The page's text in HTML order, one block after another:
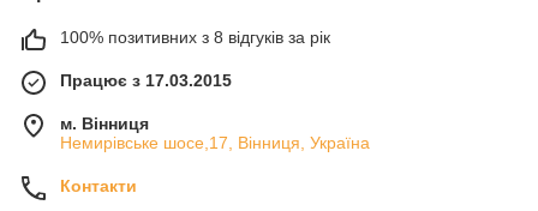
100% позитивних з 8 відгуків за рік
Працює з 17.03.2015
м. Вінниця
Немирівське шосе,17, Вінниця, Україна
Контакти